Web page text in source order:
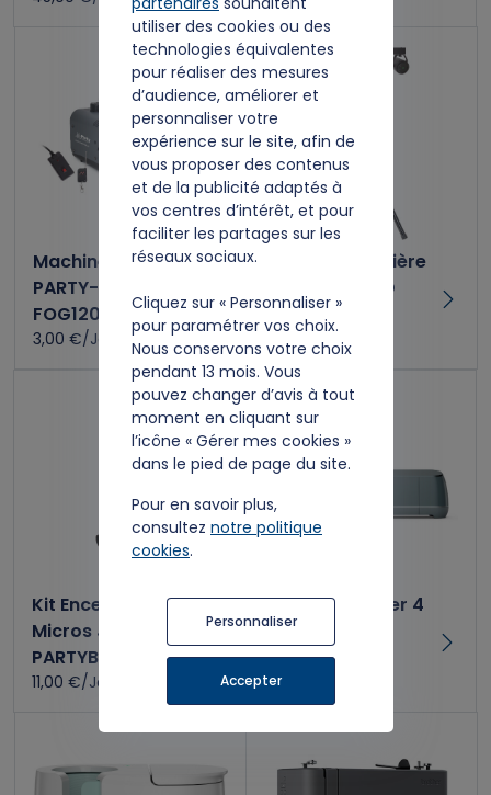
utiliser des cookies ou des
technologies équivalentes
pour réaliser des mesures
d’audience, améliorer et
personnaliser votre
expérience sur le site, afin de
vous proposer des contenus
et de la publicité adaptés à
vos centres d’intérêt, et pour
faciliter les partages sur les
réseaux sociaux.
Cliquez sur « Personnaliser »
pour paramétrer vos choix.
Nous conservons votre choix
pendant 13 mois. Vous
pouvez changer d’avis à tout
moment en cliquant sur
l’icône « Gérer mes cookies »
dans le pied de page du site.
Pour en savoir plus,
consultez notre politique
cookies.
Personnaliser
Accepter
Machine à fumée
PARTY-
FOG1200LED
3,00 €/Jour
Rampe de lumière
DJLIGHT85 LED
7,00 €/Jour
Kit Enceinte et
Micros JBL
PARTYBOX
11,00 €/Jour
Kit Cricut Maker 4
9,00 €/Jour